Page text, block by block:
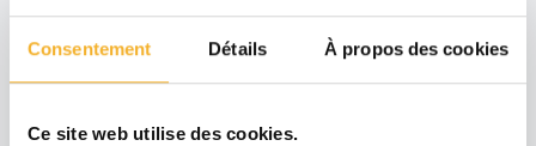
Consentement Détails À propos des cookies
Ce site web utilise des cookies.
remercier tout particulièrement Suzie DUBRAY,